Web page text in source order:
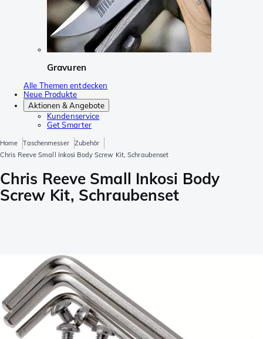
Gravuren
Alle Themen entdecken
Neue Produkte
Aktionen & Angebote
Kundenservice
Get Smarter
Home Taschenmesser
Zubehör
Chris Reeve Small Inkosi Body Screw Kit, Schraubenset
Chris Reeve Small Inkosi Body
Screw Kit, Schraubenset